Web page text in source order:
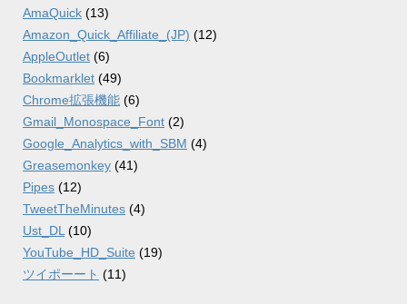
AmaQuick (13)
Amazon_Quick_Affiliate_(JP) (12)
AppleOutlet (6)
Bookmarklet (49)
Chrome拡張機能 (6)
Gmail_Monospace_Font (2)
Google_Analytics_with_SBM (4)
Greasemonkey (41)
Pipes (12)
TweetTheMinutes (4)
Ust_DL (10)
YouTube_HD_Suite (19)
ツイポーート (11)